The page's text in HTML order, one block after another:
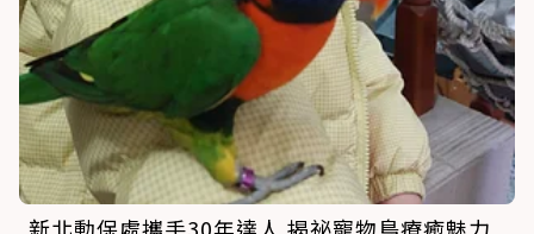
新北動保處攜手30年達人 揭祕寵物鳥療癒魅力